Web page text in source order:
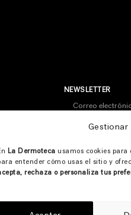
Gestionar
La Dermoteca usamos cookies
entender cómo usas el sitio y
rechaza o personaliza tus
NEWSLETTER
* Al suscribirte